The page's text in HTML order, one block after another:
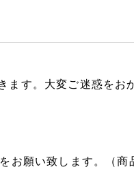
す。大変ご迷惑をお
お願い致します。（商